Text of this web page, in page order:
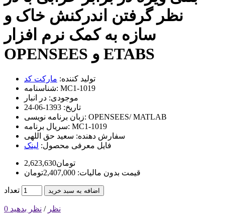
نظر گرفتن اندرکنش خاک و
سازه به کمک نرم افزار
OPENSEES و ETABS
تولید کننده: مارکت کد
شناسنامه: MC1-1019
موجودی: در انبار
تاریخ: 1393-06-24
زبان برنامه نویسی: OPENSEES/ MATLAB
سریال برنامه: MC1-1019
سفارش دهنده: سعید حق اللهی
فایل معرفی محصول: لینک
2,623,630تومان
قیمت بدون مالیات: 2,407,000تومان
تعداد اضافه به سبد خرید
0 نظر / نظر بدهید